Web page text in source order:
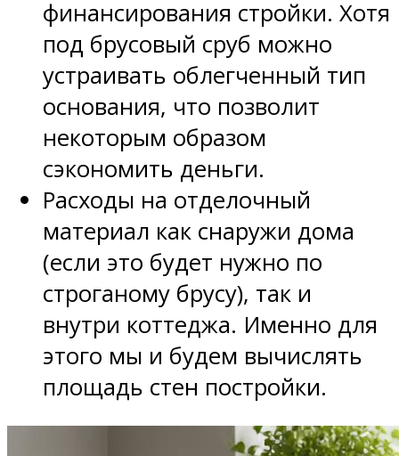
финансирования стройки. Хотя
под брусовый сруб можно
устраивать облегченный тип
основания, что позволит
некоторым образом
сэкономить деньги.
Расходы на отделочный
материал как снаружи дома
(если это будет нужно по
строганому брусу), так и
внутри коттеджа. Именно для
этого мы и будем вычислять
площадь стен постройки.